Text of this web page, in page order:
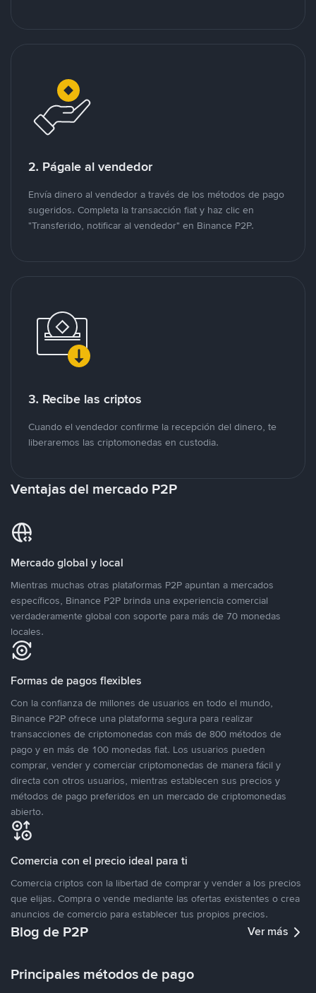
2. Págale al vendedor
Envía dinero al vendedor a través de los métodos de pago
sugeridos. Completa la transacción fiat y haz clic en
"Transferido, notificar al vendedor" en Binance P2P.
3. Recibe las criptos
Cuando el vendedor confirme la recepción del dinero, te
liberaremos las criptomonedas en custodia.
Ventajas del mercado P2P
Mercado global y local
Mientras muchas otras plataformas P2P apuntan a mercados
específicos, Binance P2P brinda una experiencia comercial
verdaderamente global con soporte para más de 70 monedas
locales.
Formas de pagos flexibles
Con la confianza de millones de usuarios en todo el mundo,
Binance P2P ofrece una plataforma segura para realizar
transacciones de criptomonedas con más de 800 métodos de
pago y en más de 100 monedas fiat. Los usuarios pueden
comprar, vender y comerciar criptomonedas de manera fácil y
directa con otros usuarios, mientras establecen sus precios y
métodos de pago preferidos en un mercado de criptomonedas
abierto.
Comercia con el precio ideal para ti
Comercia criptos con la libertad de comprar y vender a los precios
que elijas. Compra o vende mediante las ofertas existentes o crea
anuncios de comercio para establecer tus propios precios.
Blog de P2P Ver más
Principales métodos de pago